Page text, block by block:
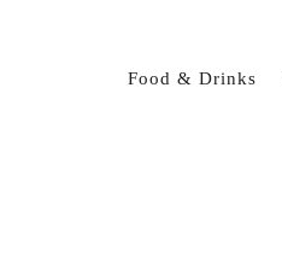
Food & Drinks